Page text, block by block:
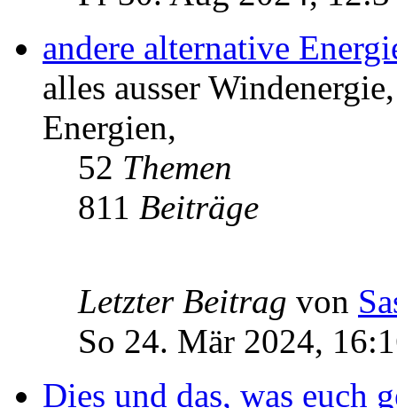
andere alternative
alles ausser
Energien,
52 Themen
811 Beiträge
Letzter Beitrag von
So 24. Mär 2024,
Dies und das, was euch